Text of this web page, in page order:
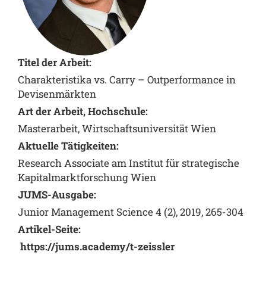
Titel der Arbeit:
Charakteristika vs. Carry – Outperformance in
Devisenmärkten
Art der Arbeit, Hochschule:
Masterarbeit, Wirtschaftsuniversität Wien
Aktuelle Tätigkeiten:
Research Associate am Institut für strategische
Kapitalmarktforschung Wien
JUMS-Ausgabe:
Junior Management Science 4 (2), 2019, 265-304
Artikel-Seite:
https://jums.academy/t-zeissler